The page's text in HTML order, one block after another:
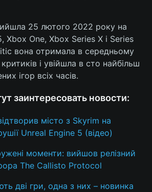
25 лютого 2022 року на
Xbox One, Xbox Series X і Series
вона отримала в середньому
критиків і увійшла в сто найбільш
ігор всіх часів.
заинтересовать новости:
місто з Skyrim на
Unreal Engine 5 (відео)
моменти: вийшов релізний
The Callisto Protocol
дві гри, одна з них – новинка